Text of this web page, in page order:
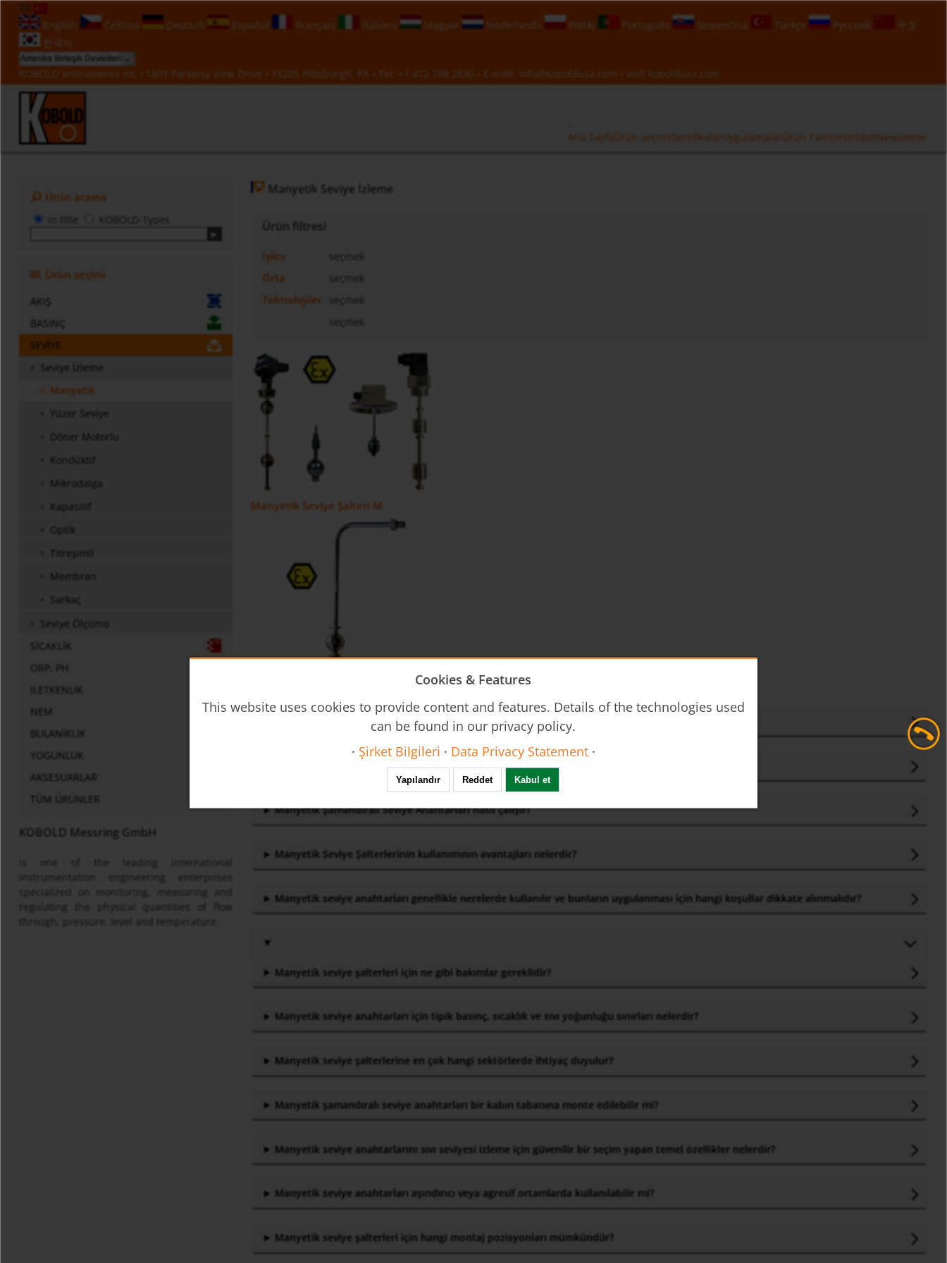
English
Čeština Deutsch Español Français Italiano Magyar Nederlands Polski Português Slovenčina Türkçe Русский
中文
한국의
KOBOLD Instruments Inc • 1801 Parkway View Drive • 15205 Pittsburgh, PA • Tel: +1 412 788 2830 • E-mail: info@koboldusa.com • visit koboldusa.com
Ana Sayfa Ürün seçimi Sertifikalar Uygulamalar Ürün Tanitimi IrtibatNewsletter
Ürün arama
KOBOLD-Types
Ürün seçimi
AKIŞ
BASINÇ
SEVIYE
Seviye İzleme
Manyetik
Yüzer Seviye
Döner Motorlu
Kondüktif
Mikrodalga
Kapasitif
Optik
Titreşimli
Membran
Sarkaç
Seviye Ölçümü
SICAKLIK
ORP, PH
ILETKENLIK
NEM
BULANIKLIK
YOGUNLUK
AKSESUARLAR
TÜM ÜRÜNLER
KOBOLD Messring GmbH
is one of the leading international
instrumentation engineering enterprises
specialized on monitoring, measuring and
regulating the physical quantities of flow
through, pressure, level and temperature.
Manyetik Seviye İzleme
Ürün filtresi
Işlev seçmek
Orta seçmek
Teknolojiler
seçmek
seçmek
Manyetik Seviye Şalteri M
Yanal Montaj İçin Manyetik Seviye Şalteri MS
Manyetik Seviye Şalterleri Nedir?
Hangi Manyetik Seviye Anahtarı modelleri mevcuttur ve bunlar arasındaki farklar nelerdir?
Manyetik Şamandıralı Seviye Anahtarları nasıl çalışır?
Manyetik Seviye Şalterlerinin kullanımının avantajları nelerdir?
Manyetik seviye anahtarları genellikle nerelerde kullanılır ve bunların uygulanması için hangi koşullar dikkate alınmalıdır?
Manyetik seviye şalterleri için ne gibi bakımlar gereklidir?
Manyetik seviye anahtarları için tipik basınç, sıcaklık ve sıvı yoğunluğu sınırları nelerdir?
Manyetik seviye şalterlerine en çok hangi sektörlerde ihtiyaç duyulur?
Manyetik şamandıralı seviye anahtarları bir kabın tabanına monte edilebilir mi?
Manyetik seviye anahtarlarını sıvı seviyesi izleme için güvenilir bir seçim yapan temel özellikler nelerdir?
Manyetik seviye anahtarları aşındırıcı veya agresif ortamlarda kullanılabilir mi ?
Manyetik seviye şalterleri için hangi montaj pozisyonları mümkündür ?
Cookies & Features
This website uses cookies to provide content and features. Details of the technologies used
can be found in our privacy policy.
· Şirket Bilgileri · Data Privacy Statement·
Yapılandır Reddet Kabul et